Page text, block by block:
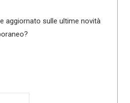
aggiornato sulle ultime novità